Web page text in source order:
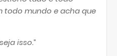
todo mundo e acha que
isso.”